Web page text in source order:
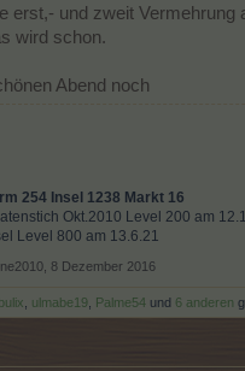
erst,- und zweit
wird schon.
Abend noch
254 Insel 1238 Markt 16
Okt.2010 Level 200 am
Level 800 am 13.6.21
8 Dezember 2016
ulmabe19 Palme54 und 6 anderen